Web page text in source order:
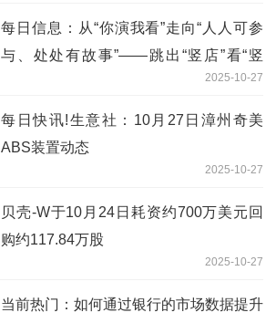
每日信息：从“你演我看”走向“人人可参
与、处处有故事”——跳出“竖店”看“竖
2025-10-27
每日快讯!生意社：10月27日漳州奇美
ABS装置动态
2025-10-27
贝壳-W于10月24日耗资约700万美元回
购约117.84万股
2025-10-27
当前热门：如何通过银行的市场数据提升